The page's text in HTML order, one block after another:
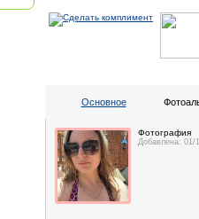
Основное
Фотография
Добавлена: 01/